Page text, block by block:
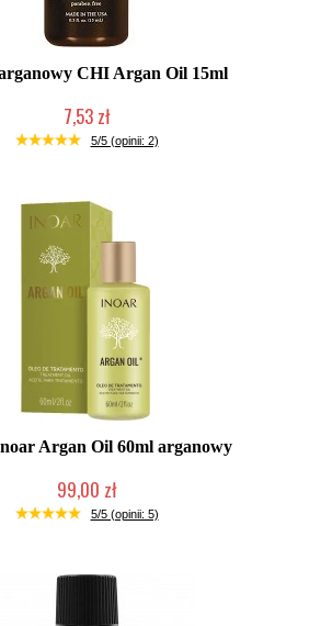
CHI Argan Oil 15ml
7,53 zł
Duża ilość (wysyłka w 24h)
5/5 (opinii: 2)
Argan Oil 60ml arganowy
99,00 zł
Duża ilość (wysyłka w 24h)
5/5 (opinii: 5)